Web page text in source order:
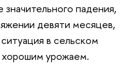
падения,
девяти месяцев,
в сельском
хорошим урожаем.